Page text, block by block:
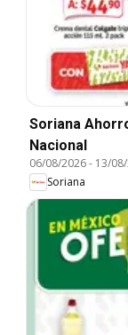
Soriana
Nacional
06/08/2026- 13/
Soriana